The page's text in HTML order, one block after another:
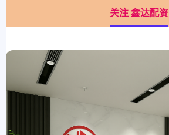
关注 鑫达配资